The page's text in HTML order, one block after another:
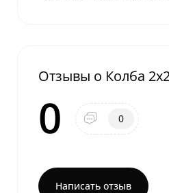
Отзывы о Колба
0 0
Написать отзыв